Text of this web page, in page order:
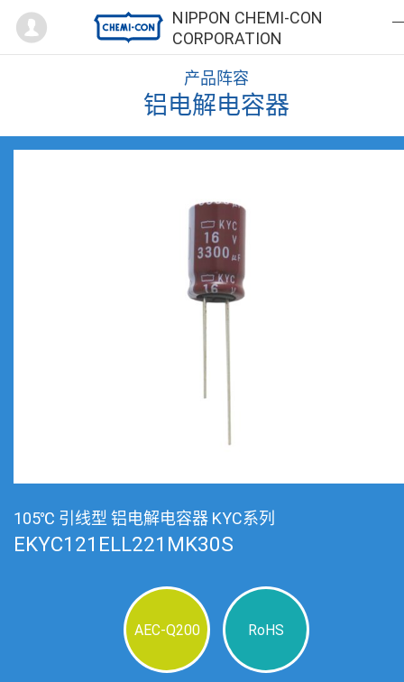
NIPPON CHEMI-CON
CORPORATION
Mypage
产品阵容
铝电解电容器
105℃ 引线型 铝电解电容器 KYC系列
EKYC121ELL221MK30S
AEC-Q200 RoHS